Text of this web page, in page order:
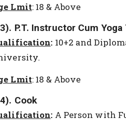
Lmit: 18 & Above
P.T. Instructor Cum
: 10+2 and
Lmit: 18 & Above
Cook
: A Person with